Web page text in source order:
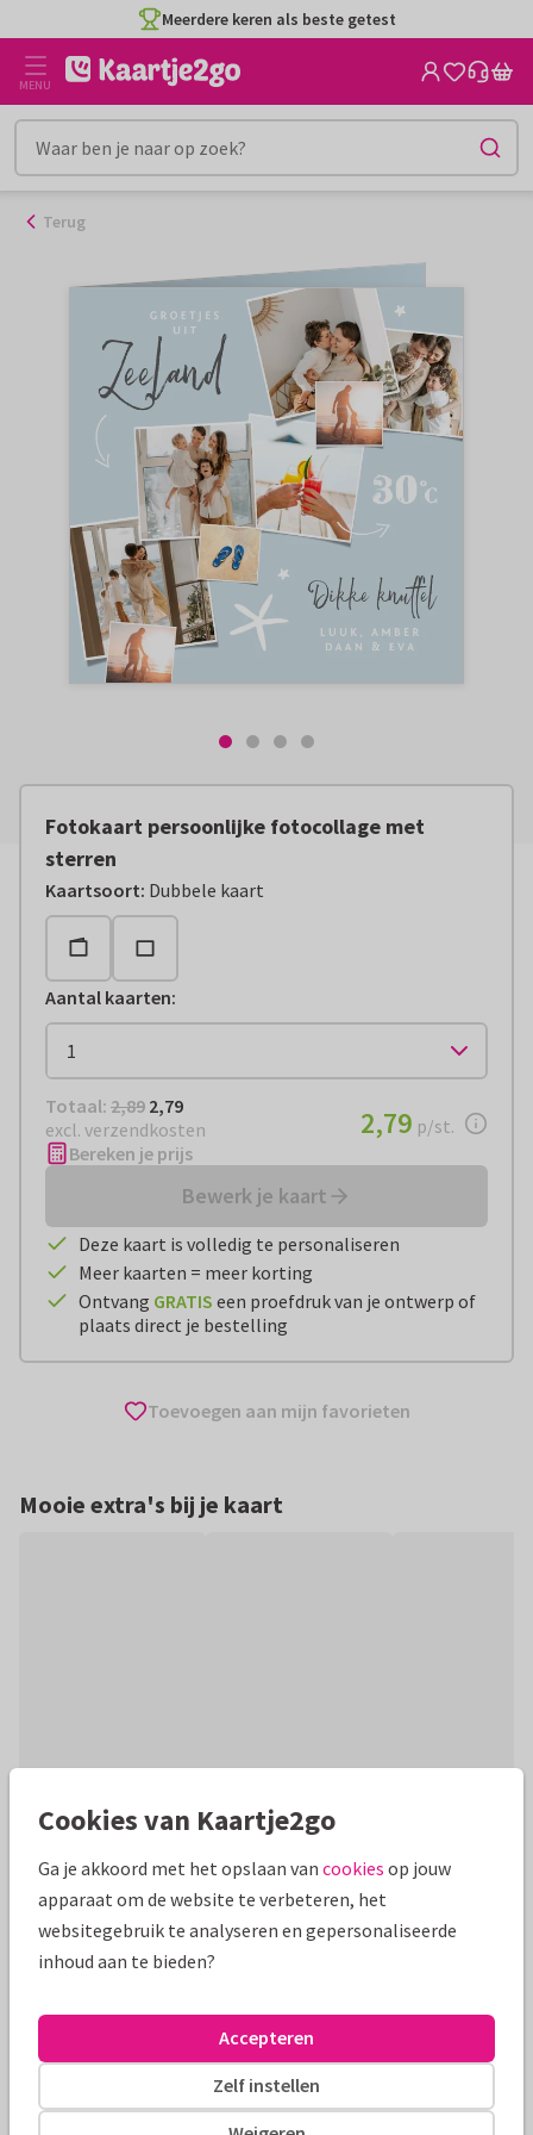
naar
inhoud
Meerdere keren als beste getest
MENU
Terug
Fotokaart persoonlijke fotocollage met
sterren
Kaartsoort: Dubbele kaart
Aantal kaarten:
Totaal: € 2,79
Totaal: 2,89 2,79
excl. verzendkosten
€ 2,79per stuk
2,79 p/st.
Bereken je prijs
Bewerk je kaart
Deze kaart is volledig te personaliseren
Meer kaarten = meer korting
Ontvang GRATIS een proefdruk van je ontwerp of
plaats direct je bestelling
Toevoegen aan mijn favorieten
Mooie extra's bij je kaart
Productinformatie
Stuur vrienden en/of familie een vakantiegroet vanaf jullie
vakantiebestemming met dit hippe en persoonlijke
fotocollage kaartje.
Paperhugs - by Lidy
Formaten en tarieven
Cookies van Kaartje2go
Ga je akkoord met het opslaan van cookies op jouw
apparaat om de website te verbeteren, het
websitegebruik te analyseren en gepersonaliseerde
inhoud aan te bieden?
Zelf instellen
Accepteren